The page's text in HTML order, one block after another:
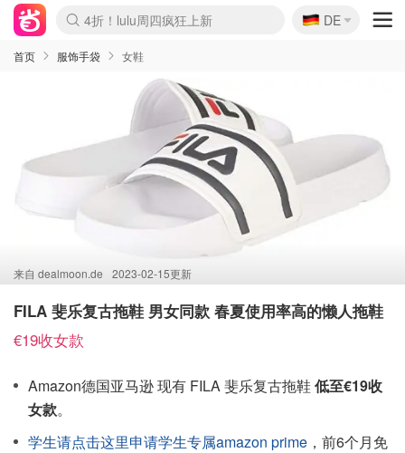
Boticinal 夏促开抢！
4折！lulu周四疯狂上新
还没结束！&OtherStories大促
Joybuy变相75折 随时失效
速领！Stanley独家85折
疑似霸哥！Camper额外叠85折
Zalando 奥莱闪促！每日更新
Moncler反季囤！5折起+叠9折
Coach Brooklyn仅€192
🇩🇪
DE
首页 服饰手袋 女鞋
来自 dealmoon.de 2023-02-15更新
FILA 斐乐复古拖鞋 男女同款 春夏使用率高的懒人拖鞋
€19收女款
Amazon德国亚马逊 现有 FILA 斐乐复古拖鞋 低至€19收
女款。
学生请点击这里申请学生专属amazon prime ，前6个月免